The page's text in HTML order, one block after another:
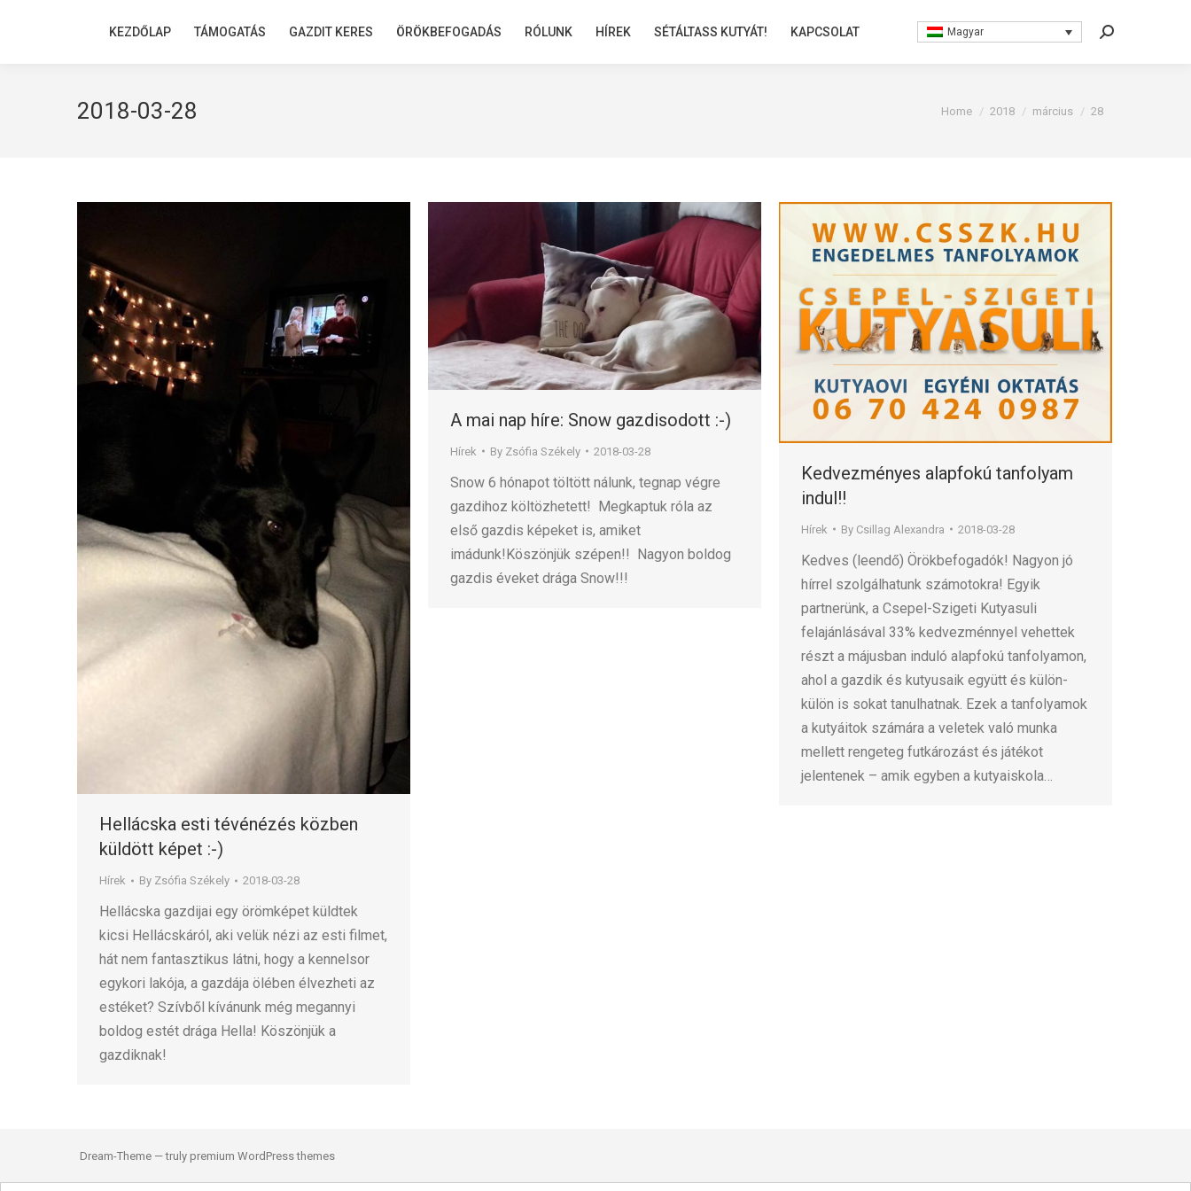
KEZDŐLAP TÁMOGATÁS GAZDIT KERES ÖRÖKBEFOGADÁS RÓLUNK HÍREK SÉTÁLTASS KUTYÁT! KAPCSOLAT Magyar Search:
2018-03-28 You are here:
Home 2018 március 28
Hellácska esti tévénézés közben
küldött képet :-)
Hírek By Zsófia Székely 2018-03-28
Hellácska gazdijai egy örömképet küldtek
kicsi Hellácskáról, aki velük nézi az esti filmet,
hát nem fantasztikus látni, hogy a kennelsor
egykori lakója, a gazdája ölében élvezheti az
estéket? Szívből kívánunk még megannyi
boldog estét drága Hella! Köszönjük a
gazdiknak!
A mai nap híre: Snow gazdisodott :-)
Hírek By Zsófia Székely 2018-03-28
Snow 6 hónapot töltött nálunk, tegnap végre
gazdihoz költözhetett! Megkaptuk róla az
első gazdis képeket is, amiket
imádunk!Köszönjük szépen!! Nagyon boldog
gazdis éveket drága Snow!!!
Kedvezményes alapfokú tanfolyam
indul!!
Hírek By Csillag Alexandra 2018-03-28
Kedves (leendő) Örökbefogadók! Nagyon jó
hírrel szolgálhatunk számotokra! Egyik
partnerünk, a Csepel-Szigeti Kutyasuli
felajánlásával 33% kedvezménnyel vehettek
részt a májusban induló alapfokú tanfolyamon,
ahol a gazdik és kutyusaik együtt és külön-
külön is sokat tanulhatnak. Ezek a tanfolyamok
a kutyáitok számára a veletek való munka
mellett rengeteg futkározást és játékot
jelentenek – amik egyben a kutyaiskola…
Dream-Theme — truly premium WordPress themes
KEZDŐLAP TÁMOGATÁS GAZDIT KERES ÖRÖKBEFOGADÁS RÓLUNK HÍREK SÉTÁLTASS KUTYÁT! KAPCSOLAT Magyar Search: